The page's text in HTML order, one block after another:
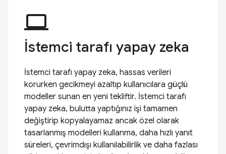
computer
İstemci tarafı yapay zeka
İstemci tarafı yapay zeka, hassas verileri
korurken gecikmeyi azaltıp kullanıcılara güçlü
modeller sunan en yeni tekliftir. İstemci tarafı
yapay zeka, bulutta yaptığınız işi tamamen
değiştirip kopyalayamaz ancak özel olarak
tasarlanmış modelleri kullanma, daha hızlı yanıt
süreleri, çevrimdışı kullanılabilirlik ve daha fazlası